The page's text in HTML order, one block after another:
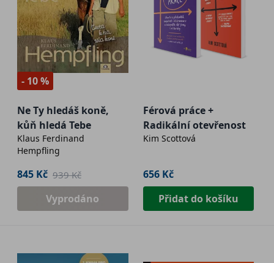
- 10 %
Ne Ty hledáš koně,
kůň hledá Tebe
Klaus Ferdinand
Hempfling
845 Kč 939 Kč
Vyprodáno
Férová práce +
Radikální otevřenost
Kim Scottová
656 Kč
Přidat do košíku